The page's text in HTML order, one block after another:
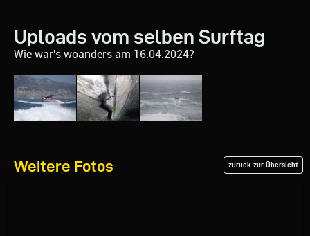
Uploads vom selben Surftag
Wie war's woanders am 16.04.2024?
Weitere Fotos zurück zur Übersicht